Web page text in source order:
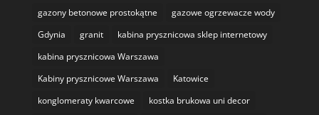
gazony betonowe prostokątne
gazowe ogrzewacze wody
Gdynia
granit
kabina prysznicowa sklep internetowy
kabina prysznicowa Warszawa
Kabiny prysznicowe Warszawa
Katowice
konglomeraty kwarcowe
kostka brukowa uni decor